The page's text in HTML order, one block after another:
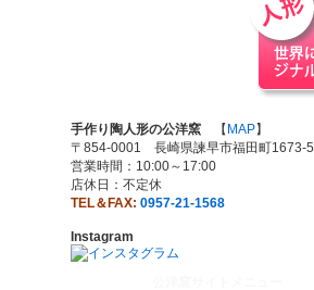
手作り陶人形の公洋窯 【 MAP】
〒854-0001 長崎県諫早市福田町1673-5
営業時間：10:00～17:00
店休日：不定休
TEL＆FAX: 0957-21-1568
Instagram